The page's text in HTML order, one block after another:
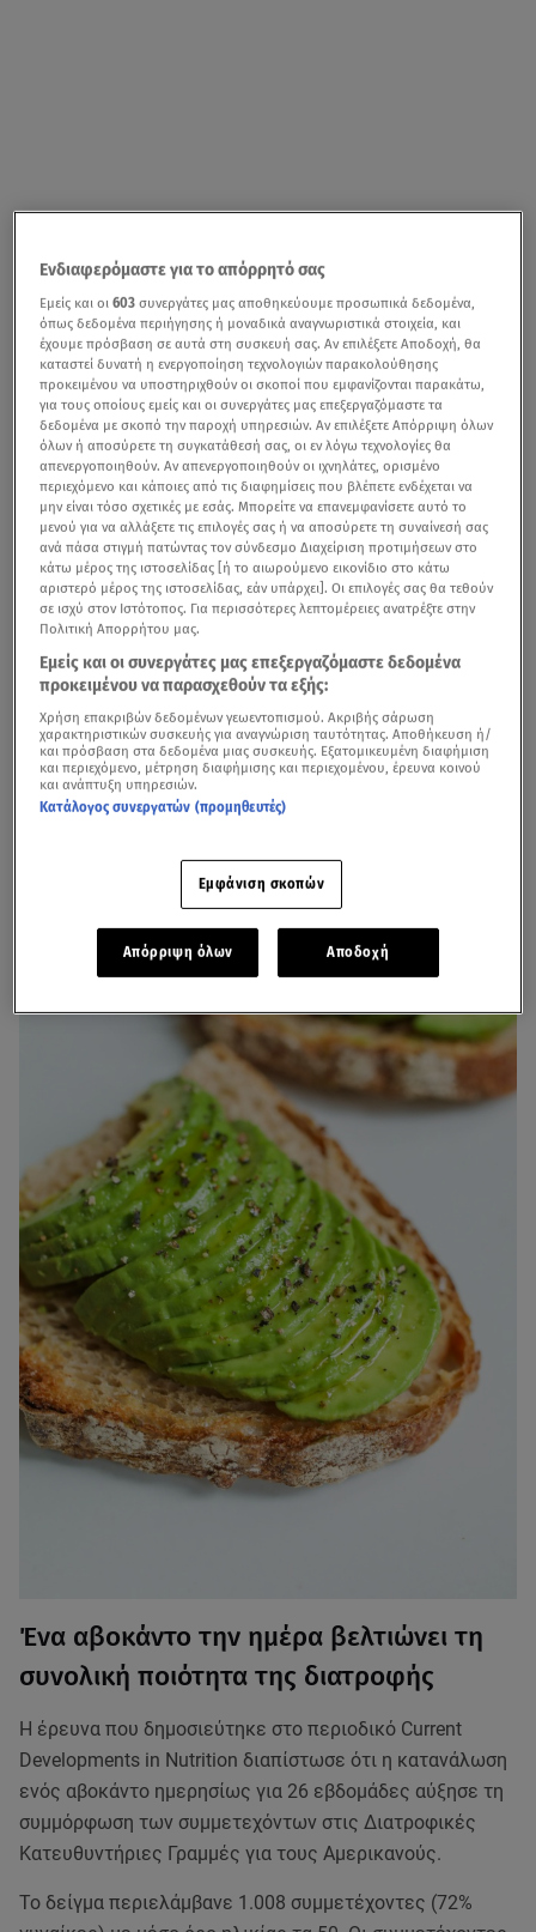
«Ένα μήλο την ημέρα τον γιατρό τον κάνει πέρα», λέει η
παροιμία, αλλά τώρα η φράση αντιμετωπίζει κάποιον
ανταγωνισμό. Σύμφωνα με έρευνα, ένα άλλο φρούτο
(που συχνά μπερδεύεται με λαχανικό) έχει αποδειχθεί
ότι βελτιώνει τη συνολική ποιότητα της διατροφής.
Θες να βρεις εύκολα τη φόρμα σου; Κάνε αυτές τις
ασκήσεις
Ένα αβοκάντο την ημέρα βελτιώνει τη
συνολική ποιότητα της διατροφής
Η έρευνα που δημοσιεύτηκε στο περιοδικό Current
Developments in Nutrition διαπίστωσε ότι η κατανάλωση
ενός αβοκάντο ημερησίως για 26 εβδομάδες αύξησε τη
συμμόρφωση των συμμετεχόντων στις Διατροφικές
Κατευθυντήριες Γραμμές για τους Αμερικανούς.
Το δείγμα περιελάμβανε 1.008 συμμετέχοντες (72%
Ενδιαφερόμαστε για το απόρρητό σας
Εμείς και οι603 συνεργάτες μας αποθηκεύουμε προσωπικά δεδομένα,
όπως δεδομένα περιήγησης ή μοναδικά αναγνωριστικά στοιχεία, και
έχουμε πρόσβαση σε αυτά στη συσκευή σας. Αν επιλέξετε Αποδοχή, θα
καταστεί δυνατή η ενεργοποίηση τεχνολογιών παρακολούθησης
προκειμένου να υποστηριχθούν οι σκοποί που εμφανίζονται παρακάτω,
για τους οποίους εμείς και οι συνεργάτες μας επεξεργαζόμαστε τα
δεδομένα με σκοπό την παροχή υπηρεσιών. Αν επιλέξετε Απόρριψη όλων
όλων ή αποσύρετε τη συγκατάθεσή σας, οι εν λόγω τεχνολογίες θα
απενεργοποιηθούν. Αν απενεργοποιηθούν οι ιχνηλάτες, ορισμένο
περιεχόμενο και κάποιες από τις διαφημίσεις που βλέπετε ενδέχεται να
μην είναι τόσο σχετικές με εσάς. Μπορείτε να επανεμφανίσετε αυτό το
μενού για να αλλάξετε τις επιλογές σας ή να αποσύρετε τη συναίνεσή σας
ανά πάσα στιγμή πατώντας τον σύνδεσμο Διαχείριση προτιμήσεων στο
κάτω μέρος της ιστοσελίδας [ή το αιωρούμενο εικονίδιο στο κάτω
αριστερό μέρος της ιστοσελίδας, εάν υπάρχει]. Οι επιλογές σας θα τεθούν
σε ισχύ στον Ιστότοπος. Για περισσότερες λεπτομέρειες ανατρέξτε στην
Πολιτική Απορρήτου μας.
Εμείς και οι συνεργάτες μας επεξεργαζόμαστε δεδομένα
προκειμένου να παρασχεθούν τα εξής:
Χρήση επακριβών δεδομένων γεωεντοπισμού. Ακριβής σάρωση
χαρακτηριστικών συσκευής για αναγνώριση ταυτότητας. Αποθήκευση ή/
και πρόσβαση στα δεδομένα μιας συσκευής. Εξατομικευμένη διαφήμιση
και περιεχόμενο, μέτρηση διαφήμισης και περιεχομένου, έρευνα κοινού
και ανάπτυξη υπηρεσιών.
Κατάλογος συνεργατών (προμηθευτές)
Εμφάνιση σκοπών
Απόρριψη όλων Αποδοχή